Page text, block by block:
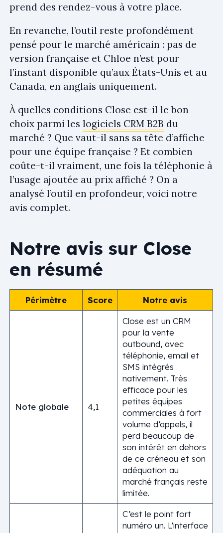
prend des rendez-vous à votre place.
En revanche, l’outil reste profondément
pensé pour le marché américain : pas de
version française et Chloe n’est pour
l’instant disponible qu’aux États-Unis et au
Canada, en anglais uniquement.
À quelles conditions Close est-il le bon
choix parmi les logiciels CRM B2B du
marché ? Que vaut-il sans sa tête d’affiche
pour une équipe française ? Et combien
coûte-t-il vraiment, une fois la téléphonie à
l’usage ajoutée au prix affiché ? On a
analysé l’outil en profondeur, voici notre
avis complet.
Notre avis sur Close
en résumé
Périmètre Score Notre avis
Note globale 4,1
Close est un CRM
pour la vente
outbound, avec
téléphonie, email et
SMS intégrés
nativement. Très
efficace pour les
petites équipes
commerciales à fort
volume d’appels, il
perd beaucoup de
son intérêt en dehors
de ce créneau et son
adéquation au
marché français reste
limitée.
C’est le point fort
numéro un. L’interface